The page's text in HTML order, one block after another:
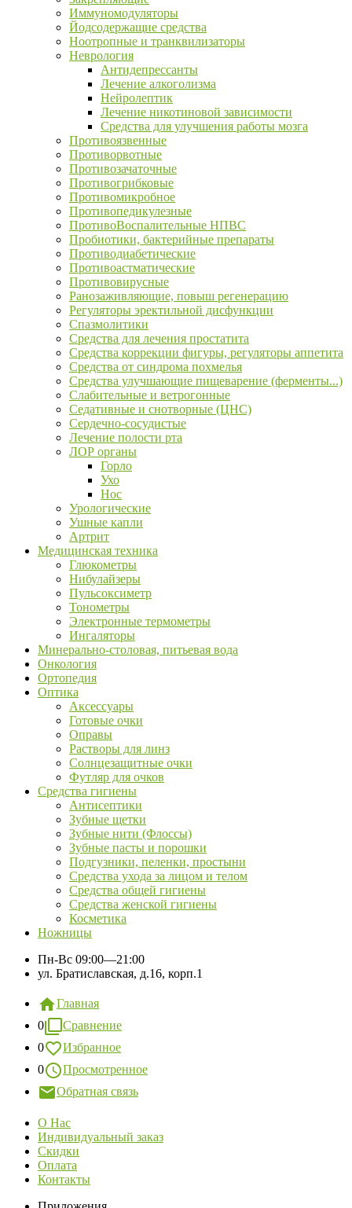
Иммуномодуляторы
Йодсодержащие средства
Ноотропные и транквилизаторы
Неврология
Антидепрессанты
Лечение алкоголизма
Нейролептик
Лечение никотиновой зависимости
Средства для улучшения работы мозга
Противоязвенные
Противорвотные
Противозачаточные
Противогрибковые
Противомикробное
Противопедикулезные
ПротивоВоспалительные НПВС
Пробиотики, бактерийные препараты
Противодиабетические
Противоастматические
Противовирусные
Ранозаживляющие, повыш регенерацию
Регуляторы эректильной дисфункции
Спазмолитики
Средства для лечения простатита
Средства коррекции фигуры, регуляторы аппетита
Средства от синдрома похмелья
Средства улучшающие пищеварение (ферменты...)
Слабительные и ветрогонные
Седативные и снотворные (ЦНС)
Сердечно-сосудистые
Лечение полости рта
ЛОР органы
Горло
Ухо
Нос
Урологические
Ушные капли
Артрит
Медицинская техника
Глюкометры
Нибулайзеры
Пульсоксиметр
Тонометры
Электронные термометры
Ингаляторы
Минерально-столовая, питьевая вода
Онкология
Ортопедия
Оптика
Аксессуары
Готовые очки
Оправы
Растворы для линз
Солнцезащитные очки
Футляр для очков
Средства гигиены
Антисептики
Зубные щетки
Зубные нити (Флоссы)
Зубные пасты и порошки
Подгузники, пеленки, простыни
Средства ухода за лицом и телом
Средства общей гигиены
Средства женской гигиены
Косметика
Ножницы
Пн-Вс 09:00—21:00
ул. Братиславская, д.16, корп.1
Главная
0
Сравнение
0
Избранное
0
Просмотренное
Обратная связь
О Нас
Индивидуальный заказ
Скидки
Оплата
Контакты